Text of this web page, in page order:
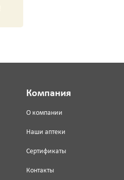
Компания
О компании
Наши аптеки
Сертификаты
Контакты